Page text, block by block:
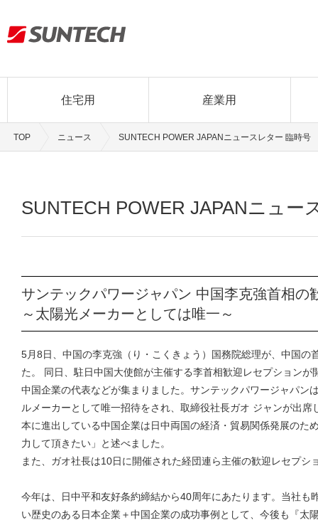
住宅用 産業用
TOP ニュース SUNTECH POWER JAPANニュースレター 臨時号
SUNTECH POWER JAPANニュー
サンテックパワージャパン 中国李克強首相の
～太陽光メーカーとしては唯一～
5月8日、中国の李克強（り・こくきょう）国務院総理が、中国の
た。 同日、駐日中国大使館が主催する李首相歓迎レセプション
中国企業の代表などが集まりました。サンテックパワージャパン
ルメーカーとして唯一招待をされ、取締役社長ガオ ジャンが出
本に進出している中国企業は日中両国の経済・貿易関係発展のた
力して頂きたい」と述べました。
また、ガオ社長は10日に開催された経団連ら主催の歓迎レセプシ
今年は、日中平和友好条約締結から40周年にあたります。当社も
い歴史のある日本企業＋中国企業の成功事例として、今後も『太